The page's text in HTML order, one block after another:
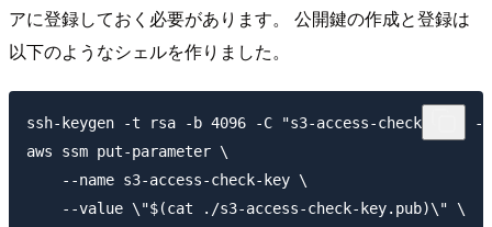
アに登録しておく必要があります。 公開鍵の作成と登録は
以下のようなシェルを作りました。
ssh-keygen -t rsa -b 4096 -C "s3-access-check-key" -
aws ssm put-parameter \
    --name s3-access-check-key \
    --value \"$(cat ./s3-access-check-key.pub)\" \